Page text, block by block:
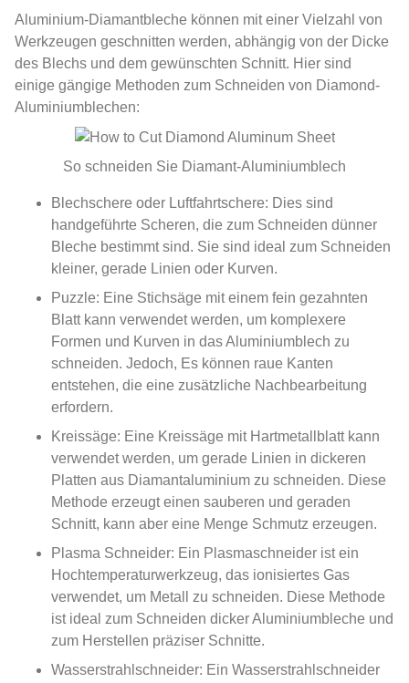
Aluminium-Diamantbleche können mit einer Vielzahl von
Werkzeugen geschnitten werden, abhängig von der Dicke
des Blechs und dem gewünschten Schnitt. Hier sind
einige gängige Methoden zum Schneiden von Diamond-
Aluminiumblechen:
So schneiden Sie Diamant-Aluminiumblech
Blechschere oder Luftfahrtschere: Dies sind
handgeführte Scheren, die zum Schneiden dünner
Bleche bestimmt sind. Sie sind ideal zum Schneiden
kleiner, gerade Linien oder Kurven.
Puzzle: Eine Stichsäge mit einem fein gezahnten
Blatt kann verwendet werden, um komplexere
Formen und Kurven in das Aluminiumblech zu
schneiden. Jedoch, Es können raue Kanten
entstehen, die eine zusätzliche Nachbearbeitung
erfordern.
Kreissäge: Eine Kreissäge mit Hartmetallblatt kann
verwendet werden, um gerade Linien in dickeren
Platten aus Diamantaluminium zu schneiden. Diese
Methode erzeugt einen sauberen und geraden
Schnitt, kann aber eine Menge Schmutz erzeugen.
Plasma Schneider: Ein Plasmaschneider ist ein
Hochtemperaturwerkzeug, das ionisiertes Gas
verwendet, um Metall zu schneiden. Diese Methode
ist ideal zum Schneiden dicker Aluminiumbleche und
zum Herstellen präziser Schnitte.
Wasserstrahlschneider: Ein Wasserstrahlschneider